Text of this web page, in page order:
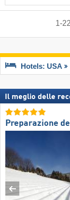
1-22
Hotels: USA
Il meglio delle
Preparazione